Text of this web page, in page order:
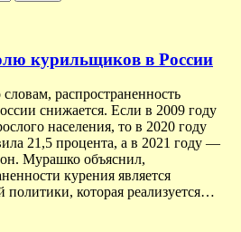
курильщиков в России
распространенность
снижается. Если в 2009 году
населения, то в 2020 году
21,5 процента, а в 2021 году —
он. Мурашко объяснил,
курения является
политики, которая реализуется…